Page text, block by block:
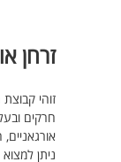
זרחן
זוהי
חרקים
ניתן